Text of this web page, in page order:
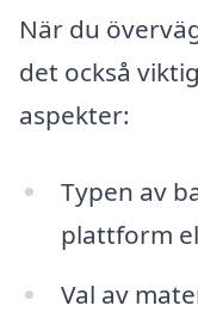
När du
det också
aspekter:
Typen av
plattform
Val av